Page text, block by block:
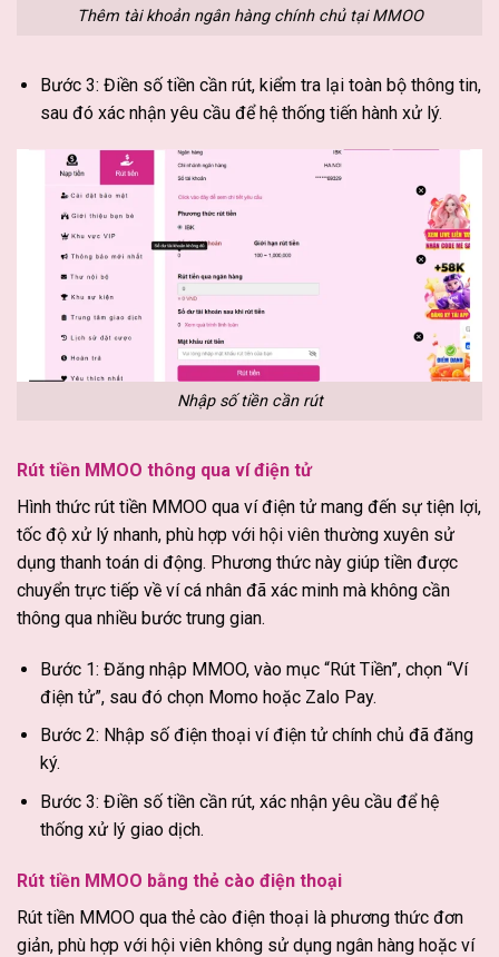
Thêm tài khoản ngân hàng chính chủ tại MMOO
Bước 3: Điền số tiền cần rút, kiểm tra lại toàn bộ thông tin,
sau đó xác nhận yêu cầu để hệ thống tiến hành xử lý.
Nhập số tiền cần rút
Rút tiền MMOO thông qua ví điện tử
Hình thức rút tiền MMOO qua ví điện tử mang đến sự tiện lợi,
tốc độ xử lý nhanh, phù hợp với hội viên thường xuyên sử
dụng thanh toán di động. Phương thức này giúp tiền được
chuyển trực tiếp về ví cá nhân đã xác minh mà không cần
thông qua nhiều bước trung gian.
Bước 1: Đăng nhập MMOO, vào mục “Rút Tiền”, chọn “Ví
điện tử”, sau đó chọn Momo hoặc Zalo Pay.
Bước 2: Nhập số điện thoại ví điện tử chính chủ đã đăng
ký.
Bước 3: Điền số tiền cần rút, xác nhận yêu cầu để hệ
thống xử lý giao dịch.
Rút tiền MMOO bằng thẻ cào điện thoại
Rút tiền MMOO qua thẻ cào điện thoại là phương thức đơn
giản, phù hợp với hội viên không sử dụng ngân hàng hoặc ví